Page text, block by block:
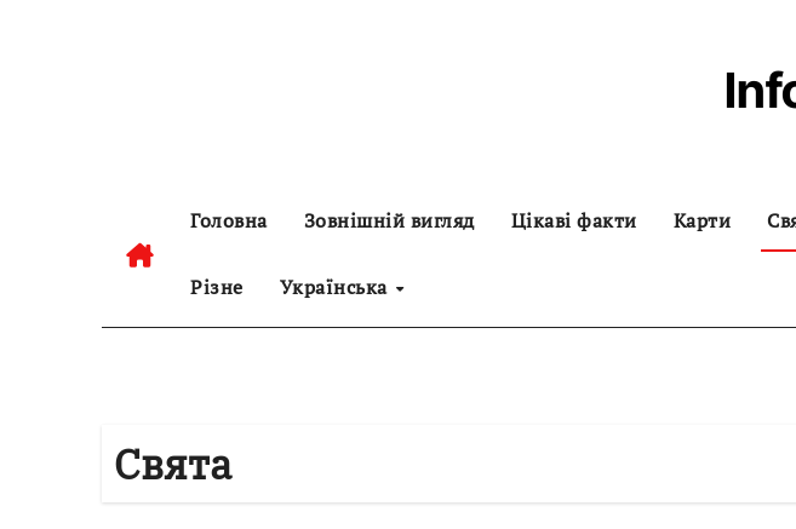
Головна Зовнішній вигляд Цікаві факти Карти
Різне Українська
Свята